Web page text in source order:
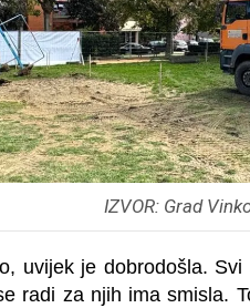
IZVOR: Grad
uvijek je dobrodošla.
radi za njih ima smisla.